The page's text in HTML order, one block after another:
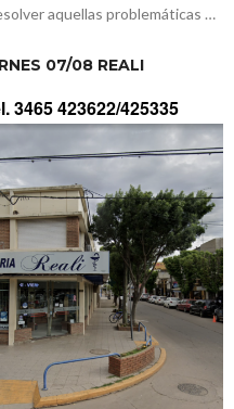
aquellas problemáticas …
07/08 REALI
3465 423622/425335